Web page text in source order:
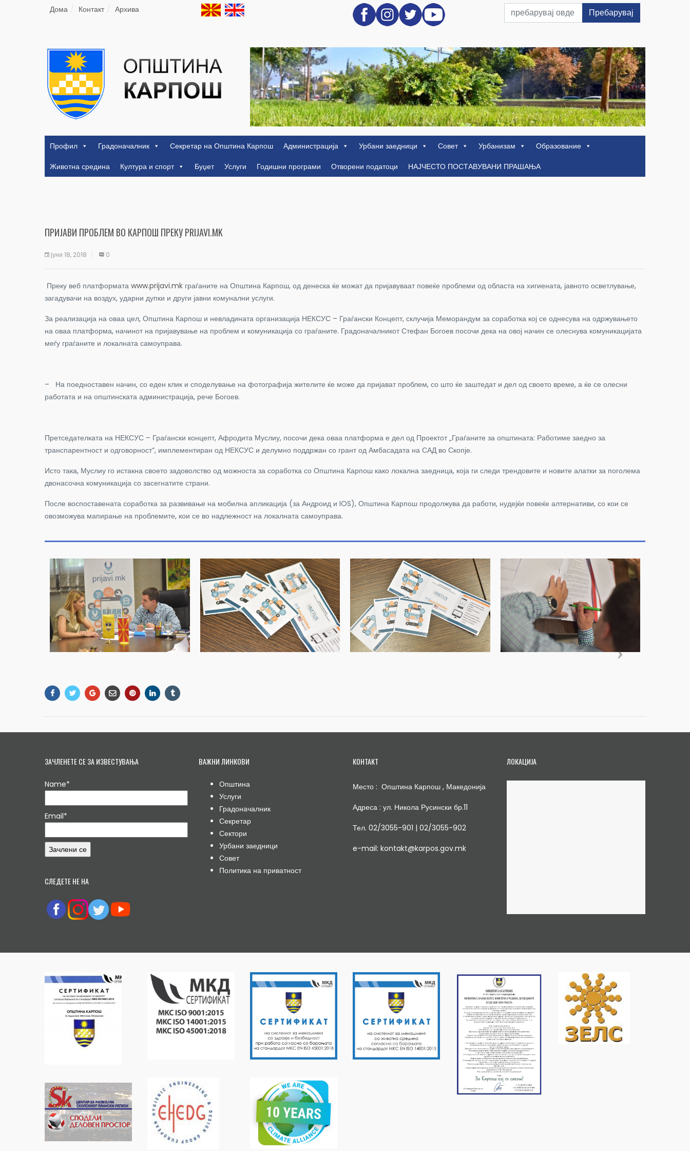
Дома Контакт Архива Пребарувај
Профил Градоначалник Секретар на Општина Карпош Администрација Урбани заедници Совет Урбанизам
Образование
Животна средина
Култура и спорт Буџет Услуги Годишни програми Отворени податоци НАЈЧЕСТО ПОСТАВУВАНИ ПРАШАЊА
ПРИЈАВИ ПРОБЛЕМ ВО КАРПОШ ПРЕКУ PRIJAVI.MK
јуни 18, 2018 0
Преку веб платформата www.prijavi.mk граѓаните на Општина Карпош, од денеска ќе можат да пријавуваат повеќе проблеми од областа на хигиената, јавното осветлување,
загадувачи на воздух, ударни дупки и други јавни комунални услуги.
За реализација на оваа цел, Општина Карпош и невладината организација НЕКСУС – Граѓански Концепт, склучија Меморандум за соработка кој се однесува на одржувањето
на оваа платформа, начинот на пријавување на проблем и комуникација со граѓаните. Градоначалникот Стефан Богоев посочи дека на овој начин се олеснува комуникацијата
меѓу граѓаните и локалната самоуправа.
– На поедноставен начин, со еден клик и споделување на фотографија жителите ќе може да пријават проблем, со што ќе заштедат и дел од своето време, а ќе се олесни
работата и на општинската администрација, рече Богоев.
Претседателката на НЕКСУС – Граѓански концепт, Афродита Муслиу, посочи дека оваа платформа е дел од Проектот „Граѓаните за општината: Работиме заедно за
транспарентност и одговорност“, имплементиран од НЕКСУС и делумно поддржан со грант од Амбасадата на САД во Скопје.
Исто така, Муслиу го истакна своето задоволство од можноста за соработка со Општина Карпош како локална заедница, која ги следи трендовите и новите алатки за поголема
двонасочна комуникација со засегнатите страни.
После воспоставената соработка за развивање на мобилна апликација (за Андроид и IOS), Општина Карпош продолжува да работи, нудејќи повеќе алтернативи, со кои се
овозможува мапирање на проблемите, кои се во надлежност на локалната самоуправа.
ЗАЧЛЕНЕТЕ СЕ ЗА ИЗВЕСТУВАЊА
Name*
Email*
СЛЕДЕТЕ НЕ НА
ВАЖНИ ЛИНКОВИ
Општина
Услуги
Градоначалник
Секретар
Сектори
Урбани заедници
Совет
Политика на приватност
КОНТАКТ
Место : Општина Карпош , Македонија
Адреса : ул. Никола Русински бр.11
Тел. 02/3055-901 | 02/3055-902
e-mail: kontakt@karpos.gov.mk
ЛОКАЦИЈА